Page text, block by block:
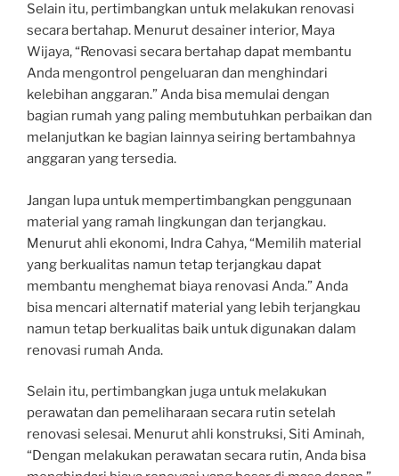
Selain itu, pertimbangkan untuk melakukan renovasi
secara bertahap. Menurut desainer interior, Maya
Wijaya, “Renovasi secara bertahap dapat membantu
Anda mengontrol pengeluaran dan menghindari
kelebihan anggaran.” Anda bisa memulai dengan
bagian rumah yang paling membutuhkan perbaikan dan
melanjutkan ke bagian lainnya seiring bertambahnya
anggaran yang tersedia.
Jangan lupa untuk mempertimbangkan penggunaan
material yang ramah lingkungan dan terjangkau.
Menurut ahli ekonomi, Indra Cahya, “Memilih material
yang berkualitas namun tetap terjangkau dapat
membantu menghemat biaya renovasi Anda.” Anda
bisa mencari alternatif material yang lebih terjangkau
namun tetap berkualitas baik untuk digunakan dalam
renovasi rumah Anda.
Selain itu, pertimbangkan juga untuk melakukan
perawatan dan pemeliharaan secara rutin setelah
renovasi selesai. Menurut ahli konstruksi, Siti Aminah,
“Dengan melakukan perawatan secara rutin, Anda bisa